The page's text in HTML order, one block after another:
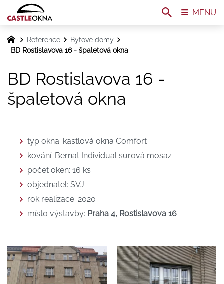
Reference
Bytové domy
BD Rostislavova 16 - špaletová okna
BD Rostislavova 16 -
špaletová okna
typ okna: kastlová okna Comfort
kování: Bernat Individual surová mosaz
počet oken: 16 ks
objednatel: SVJ
rok realizace: 2020
místo výstavby: Praha 4, Rostislavova 16
MENU